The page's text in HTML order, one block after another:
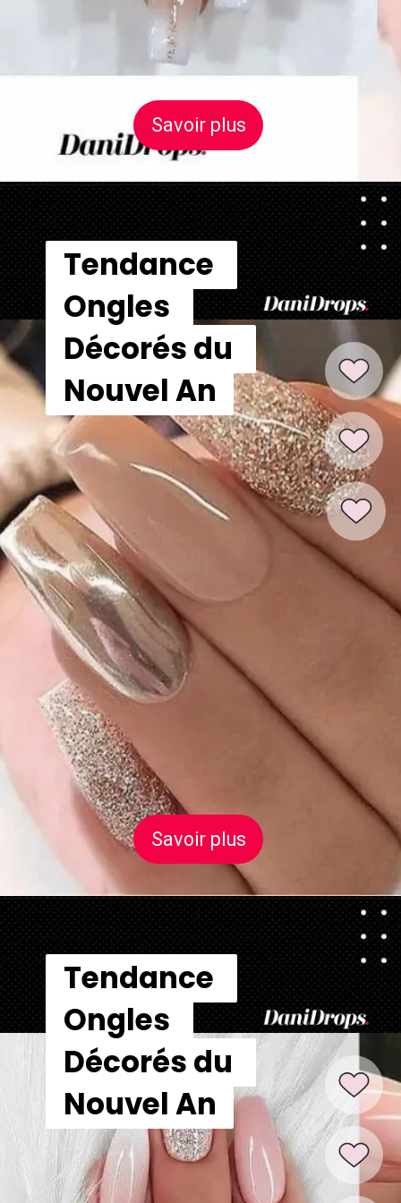
Savoir plus
Savoir plus
Tendance
Ongles
Décorés du
Nouvel An
Tendance
Ongles
Décorés du
Nouvel An
Savoir plus
Savoir plus
Tendance
Ongles
Décorés du
Nouvel An
Tendance
Ongles
Décorés du
Nouvel An